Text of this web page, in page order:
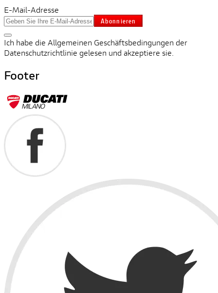
E-Mail-Adresse
Abonnieren
Ich habe die Allgemeinen Geschäftsbedingungen der
Datenschutzrichtlinie gelesen und akzeptiere sie.
Footer